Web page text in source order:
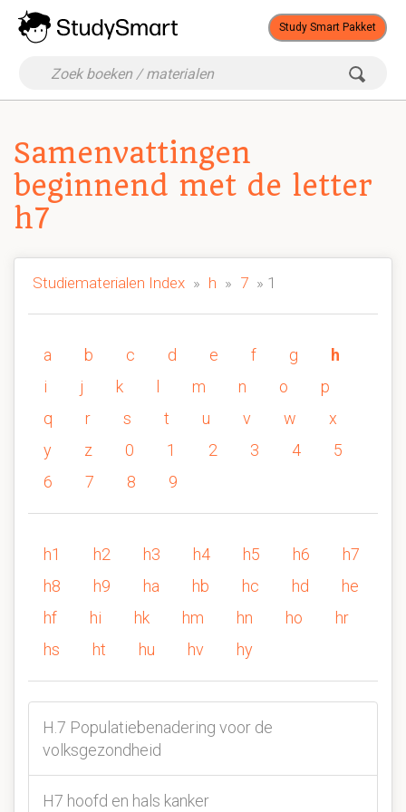
Study Smart Pakket
Samenvattingen
beginnend met de letter
h7
Studiematerialen Index » h » 7 » 1
a b c d e f g
h
i
j k m n o
p
q
r s t u v w
x
y
z 0 1 2 3 4
5
6
7 8 9
h1 h2 h3 h4 h5 h6
h7
h8
h9 ha hb hc hd
he
hf
hi hk hm hn ho
hr
hs
ht hu hv hy
H.7 Populatiebenadering voor de
volksgezondheid
H7 hoofd en hals kanker